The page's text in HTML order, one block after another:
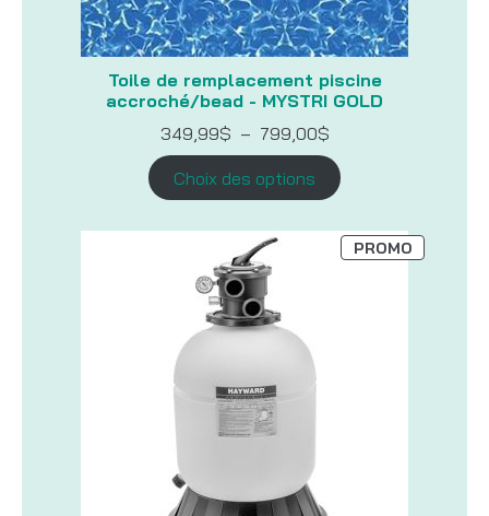
Toile de remplacement piscine
accroché/bead - MYSTRI GOLD
349,99$ – 799,00$Plage
prix :
349,99$
à
Choix des options
PROMOPRODUIT
EN